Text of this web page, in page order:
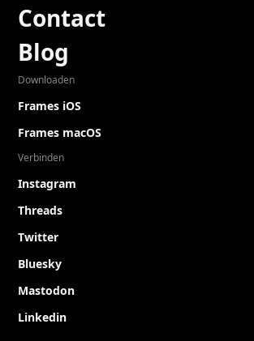
Contact
Blog
Downloaden
Frames iOS
Frames macOS
Verbinden
Instagram
Threads
Twitter
Bluesky
Mastodon
Linkedin